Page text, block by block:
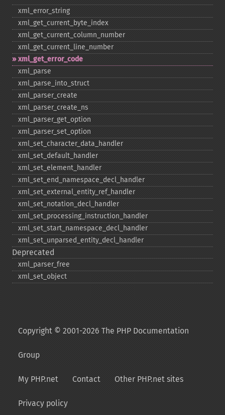
xml_​error_​string
xml_​get_​current_​byte_​index
xml_​get_​current_​column_​number
xml_​get_​current_​line_​number
xml_​get_​error_​code
xml_​parse
xml_​parse_​into_​struct
xml_​parser_​create
xml_​parser_​create_​ns
xml_​parser_​get_​option
xml_​parser_​set_​option
xml_​set_​character_​data_​handler
xml_​set_​default_​handler
xml_​set_​element_​handler
xml_​set_​end_​namespace_​decl_​handler
xml_​set_​external_​entity_​ref_​handler
xml_​set_​notation_​decl_​handler
xml_​set_​processing_​instruction_​handler
xml_​set_​start_​namespace_​decl_​handler
xml_​set_​unparsed_​entity_​decl_​handler
Deprecated
xml_​parser_​free
xml_​set_​object
Copyright © 2001-2026 The PHP Documentation
Group
My PHP.net Contact Other PHP.net sites
Privacy policy